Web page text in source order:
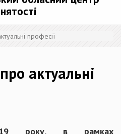
професії
актуальні
року, в рамках